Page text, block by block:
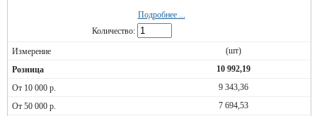
Подробнее ...
Количество:
(шт)
10 992,19
9 343,36
7 694,53